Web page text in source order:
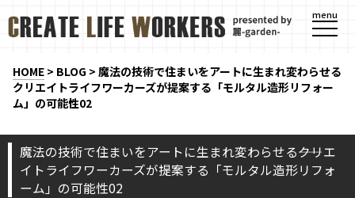
menu
HOME > BLOG > 魔法の技術で住まいをアートに生まれ変わらせる――
クリエイトライフワーカーズが提案する「モルタル造形リフォー
ム」の可能性02
魔法の技術で住まいをアートに生まれ変わらせる――クリエ
イトライフワーカーズが提案する「モルタル造形リフォ
ーム」の可能性02